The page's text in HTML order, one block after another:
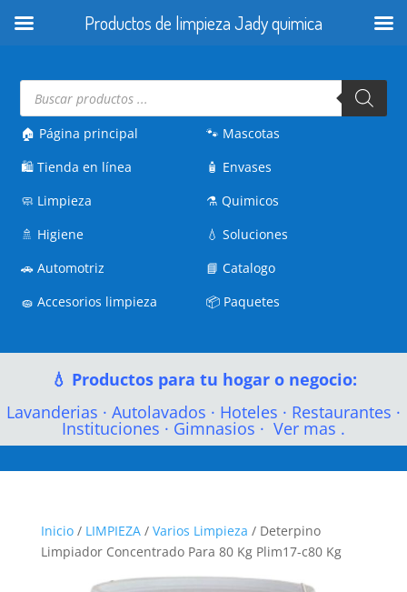
Búsqueda
productos
🏠 Página principal
🛍️Tienda en línea
🧼 Limpieza
🚿 Higiene
🚗Automotriz
🧽Accesorios limpieza
🐾 Mascotas
🧴 Envases
⚗️Quimicos
💧Soluciones
📘Catalogo
📦 Paquetes
💧 Productos para tu hogar o negocio:
Lavanderias · Autolavados · Hoteles · Restaurantes ·
Instituciones · Gimnasios · Ver mas .
Inicio/ LIMPIEZA/ Varios Limpieza / Deterpino
Limpiador Concentrado Para 80 Kg Plim17-c80 Kg
Productos de limpieza Jady quimica